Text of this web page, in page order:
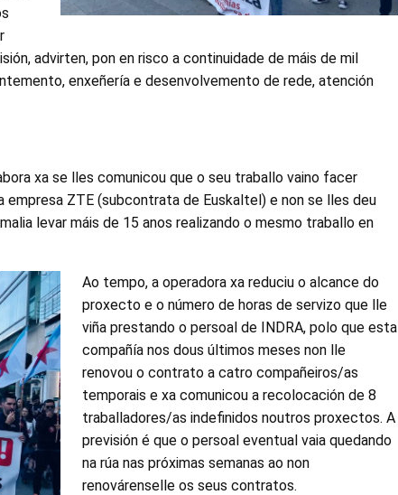
advirten, pon en risco a continuidade de máis de mil
enxeñería e desenvolvemento de rede, atención
xa se lles comunicou que o seu traballo vaino facer
empresa ZTE (subcontrata de Euskaltel) e non se lles deu
levar máis de 15 anos realizando o mesmo traballo en
Ao tempo, a operadora xa reduciu o alcance do
proxecto e o número de horas de servizo que lle
viña prestando o persoal de INDRA, polo que esta
compañía nos dous últimos meses non lle
renovou o contrato a catro compañeiros/as
temporais e xa comunicou a recolocación de 8
traballadores/as indefinidos noutros proxectos. A
previsión é que o persoal eventual vaia quedando
na rúa nas próximas semanas ao non
renovárenselle os seus contratos.